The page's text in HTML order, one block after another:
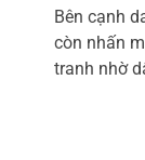
Bên cạnh
còn nhấn
tranh nhờ